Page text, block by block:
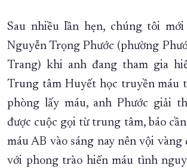
ĐẠI HỘI ĐẢNG CÁC CẤP TRANG CHỦ VỀ
Sau nhiều lần hẹn, chúng tôi
Nguyễn Trọng Phước (phường
Trang) khi anh đang tham gia
Trung tâm Huyết học truyền máu
phòng lấy máu, anh Phước giải
được cuộc gọi từ trung tâm, báo
máu AB vào sáng nay nên vội vàng
với phong trào hiến máu tình